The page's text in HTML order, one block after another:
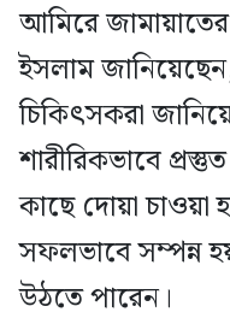
আমিরে
ইসলাম
চিকিৎসকরা
শারীরিকভাবে
কাছে দোয়া
সফলভাবে সম্পন্ন
উঠতে পারেন।